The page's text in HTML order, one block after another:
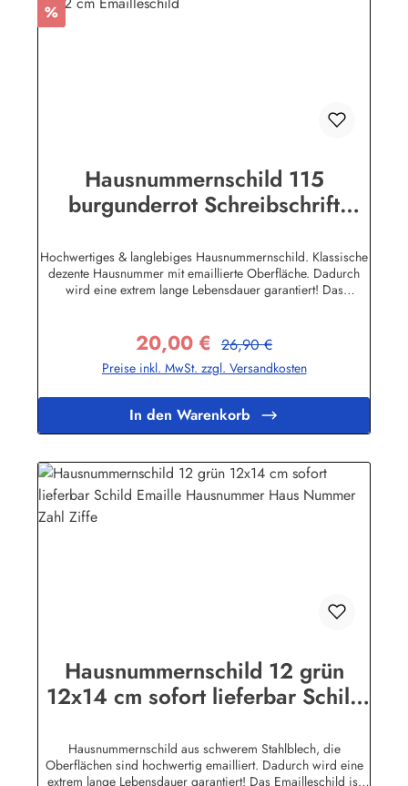
Rabatt
%
Hausnummernschild 115
burgunderrot Schreibschrift
Hochwertiges & langlebiges Hausnummernschild. Klassische
dezente Hausnummer mit emaillierte Oberfläche. Dadurch
wird eine extrem lange Lebensdauer garantiert! Das
Frost über viele Jahre stand! Nicht das passende dabei? Sie
sind auf der Suche nach genau diesem Schild nur in einer
anderen Farbe oder einer anderen Aufschrift? Kein Problem!
an.Zum KontaktformularHier geht's zu unserem Konfigurator
für Emaille Schilder mit Wunschtext
Verkaufspreis:
20,00 € Regulärer Preis:
26,90 €
Preise inkl. MwSt. zzgl. Versandkosten
In den Warenkorb
Hausnummernschild 12 grün
12x14 cm sofort lieferbar Schild
Nummer Zahl Ziffe
Hausnummernschild aus schwerem Stahlblech, die
Oberflächen sind hochwertig emailliert. Dadurch wird eine
extrem lange Lebensdauer garantiert! Das Emailleschild ist